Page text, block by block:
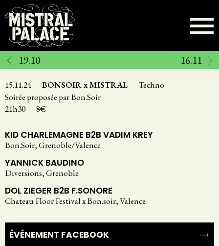
Aller
au
contenu
principal
19.10 16.11
15.11.24—BONSOIR x MISTRAL —Techno
Soirée proposée par Bon.Soir
21h30—8€
KID CHARLEMAGNE B2B VADIM KREY
Bon.Soir, Grenoble/Valence
YANNICK BAUDINO
Diversions, Grenoble
DOL ZIEGER B2B F.SONORE
Chateau Floor Festival x Bon.soir, Valence
ÉVÉNEMENT FACEBOOK